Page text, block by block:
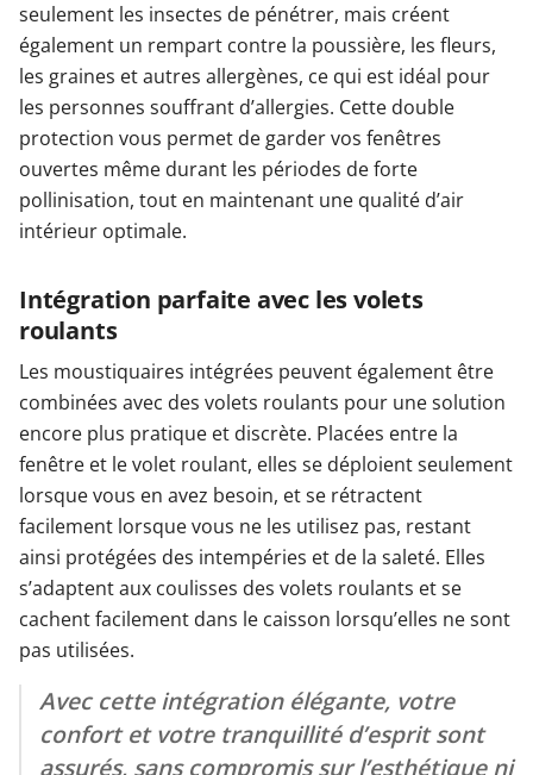
seulement les insectes de pénétrer, mais créent
également un rempart contre la poussière, les fleurs,
les graines et autres allergènes, ce qui est idéal pour
les personnes souffrant d’allergies. Cette double
protection vous permet de garder vos fenêtres
ouvertes même durant les périodes de forte
pollinisation, tout en maintenant une qualité d’air
intérieur optimale.
Intégration parfaite avec les volets
roulants
Les moustiquaires intégrées peuvent également être
combinées avec des volets roulants pour une solution
encore plus pratique et discrète. Placées entre la
fenêtre et le volet roulant, elles se déploient seulement
lorsque vous en avez besoin, et se rétractent
facilement lorsque vous ne les utilisez pas, restant
ainsi protégées des intempéries et de la saleté. Elles
s’adaptent aux coulisses des volets roulants et se
cachent facilement dans le caisson lorsqu’elles ne sont
pas utilisées.
Avec cette intégration élégante, votre
confort et votre tranquillité d’esprit sont
assurés, sans compromis sur l’esthétique ni